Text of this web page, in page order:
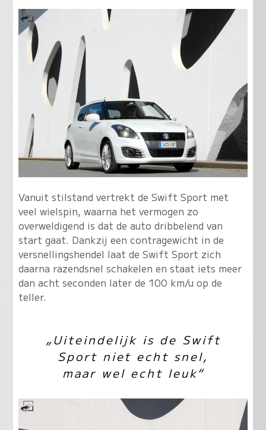
Vanuit stilstand vertrekt de Swift Sport met
veel wielspin, waarna het vermogen zo
overweldigend is dat de auto dribbelend van
start gaat. Dankzij een contragewicht in de
versnellingshendel laat de Swift Sport zich
daarna razendsnel schakelen en staat iets meer
dan acht seconden later de 100 km/u op de
teller.
„Uiteindelijk is de Swift
Sport niet echt snel,
maar wel echt leuk“